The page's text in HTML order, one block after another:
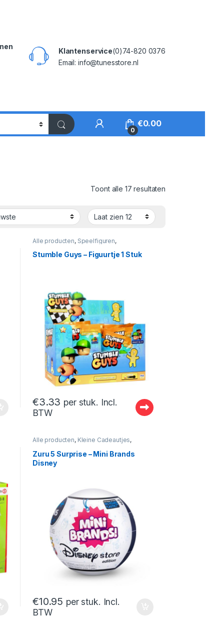
Klantenservice(0)74-820 0376
Email: info@tunesstore.nl
My Account
0
€0.00
Toont alle 17 resultaten
Alle producten, Speelfiguren,
Stumble Guys – Figuurtje 1 Stuk
€3.33 per stuk. Incl.
BTW
Alle producten, Kleine Cadeautjes,
Speelfiguren- En Sets
Surprise
Zuru 5 Surprise – Mini Brands
Disney
€10.95 per stuk. Incl.
BTW